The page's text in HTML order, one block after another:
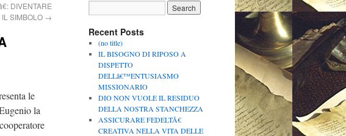
DIVENTARE
IL SIMBOLO →
le
la
Recent Posts
(no title)
IL BISOGNO DI RIPOSO A
DISPETTO
DELLâ€™ENTUSIASMO
MISSIONARIO
DIO NON VUOLE IL RESIDUO
DELLA NOSTRA STANCHEZZA
ASSICURARE FEDELTÃ€
CREATIVA NELLA VITA DELLE